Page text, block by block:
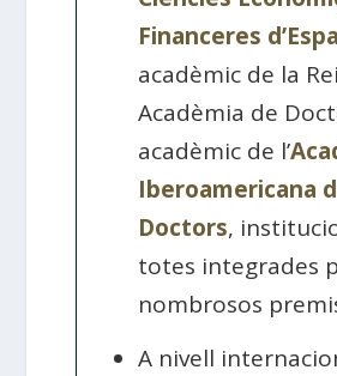
Financeres
acadèmic de la
Acadèmia de
acadèmic de l’
Iberoamericana
Doctors,
totes integrades
nombrosos
A nivell